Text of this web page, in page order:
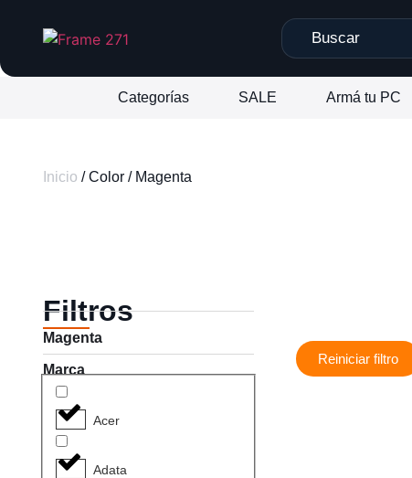
Categorías SALE Armá tu PC
Inicio / Color / Magenta
Filtros
Magenta
Marca
Acer
Adata
Reiniciar filtro